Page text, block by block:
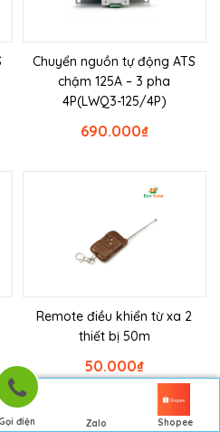
điện Zalo Shopee
Chuyển nguồn tự động ATS
chậm 125A – 3 pha
4P(LWQ3-125/4P)
₫
690.000
Remote điều khiển từ xa 2
thiết bị 50m
₫
50.000